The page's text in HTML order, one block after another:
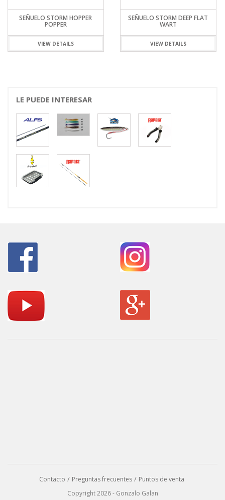
SEÑUELO STORM HOPPER
POPPER
VIEW DETAILS
SEÑUELO STORM DEEP FLAT
WART
VIEW DETAILS
LE PUEDE INTERESAR
Contacto Preguntas frecuentes
Puntos de venta
Copyright 2026 - Gonzalo Galan